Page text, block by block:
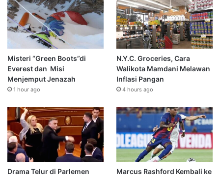
Misteri “Green Boots”di
Everest dan Misi
Menjemput Jenazah
1 hour ago
N.Y.C. Groceries, Cara
Walikota Mamdani Melawan
Inflasi Pangan
4 hours ago
Drama Telur di Parlemen Marcus Rashford Kembali ke